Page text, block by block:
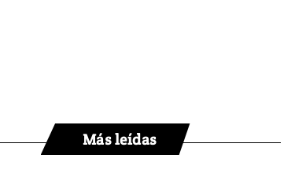
Más leídas